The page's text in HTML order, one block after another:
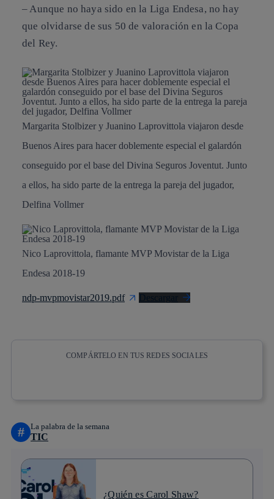
– Aunque no haya sido en la Liga Endesa, no hay
que olvidarse de sus 50 de valoración en la Copa
del Rey.
Margarita Stolbizer y Juanino Laprovittola viajaron desde
Buenos Aires para hacer doblemente especial el galardón
conseguido por el base del Divina Seguros Joventut. Junto
a ellos, ha sido parte de la entrega la pareja del jugador,
Delfina Vollmer
Nico Laprovittola, flamante MVP Movistar de la Liga
Endesa 2018-19
ndp-mvpmovistar2019.pdf Descargar
COMPÁRTELO EN TUS REDES SOCIALES
# La palabra de la semana
TIC
¿Quién es Carol Shaw?